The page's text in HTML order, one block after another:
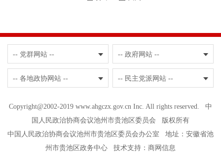
-- 党群网站 -- -- 政府网站 --
-- 各地政协网站 -- -- 民主党派网站 --
Copyright@2002-2019 www.ahgczx.gov.cn Inc. All rights reserved. 中
国人民政治协商会议池州市贵池区委员会 版权所有
中国人民政治协商会议池州市贵池区委员会办公室 地址：安徽省池
州市贵池区政务中心 技术支持： 商网信息